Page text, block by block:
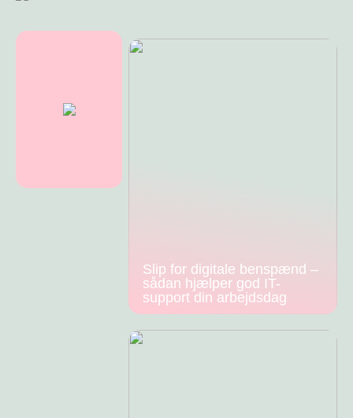
Slip for digitale benspænd –
sådan hjælper god IT-
support din arbejdsdag